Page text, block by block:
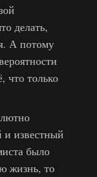
делать,
А потому
что только
известный
было
жизнь, то